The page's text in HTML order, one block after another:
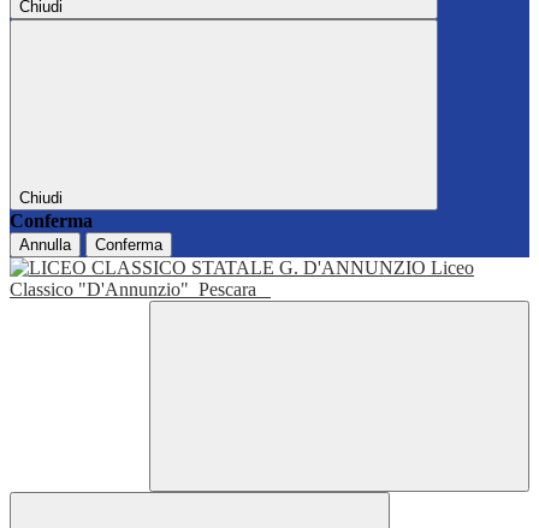
Chiudi
Chiudi
Conferma
Annulla Conferma
Liceo
Classico "D'Annunzio" Pescara